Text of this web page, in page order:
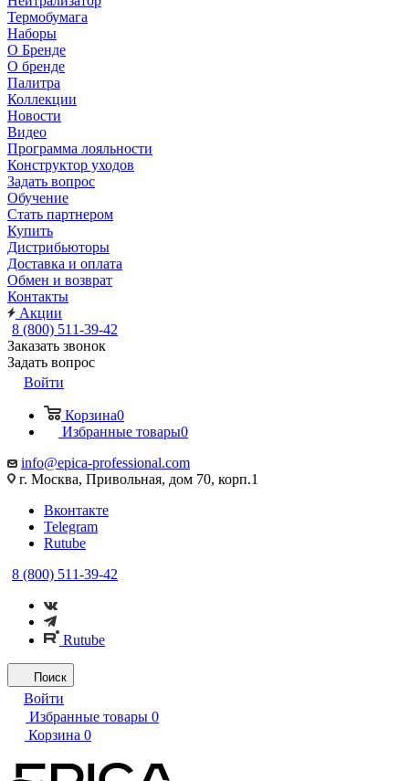
Термобумага
Наборы
О Бренде
О бренде
Палитра
Коллекции
Новости
Видео
Программа лояльности
Конструктор уходов
Задать вопрос
Обучение
Стать партнером
Купить
Дистрибьюторы
Доставка и оплата
Обмен и возврат
Контакты
Акции
8 (800) 511-39-42
Заказать звонок
Задать вопрос
Войти
Корзина0
Избранные товары0
info@epica-professional.com
г. Москва, Привольная, дом 70, корп.1
Вконтакте
Telegram
Rutube
8 (800) 511-39-42
Rutube
Поиск
Войти
Избранные товары 0
Корзина 0